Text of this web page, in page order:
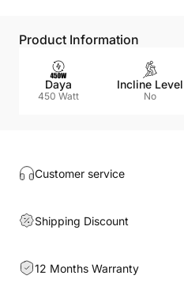
Product Information
Daya
450 Watt
Incline Level
No
Customer service
Shipping Discount
12 Months Warranty